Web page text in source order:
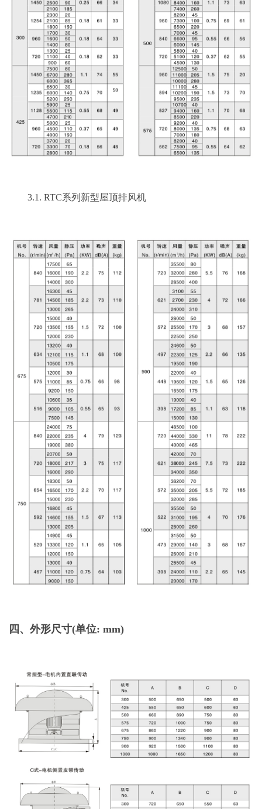
3.1. RTC系列新型屋顶排风机
四、外形尺寸(单位: mm)